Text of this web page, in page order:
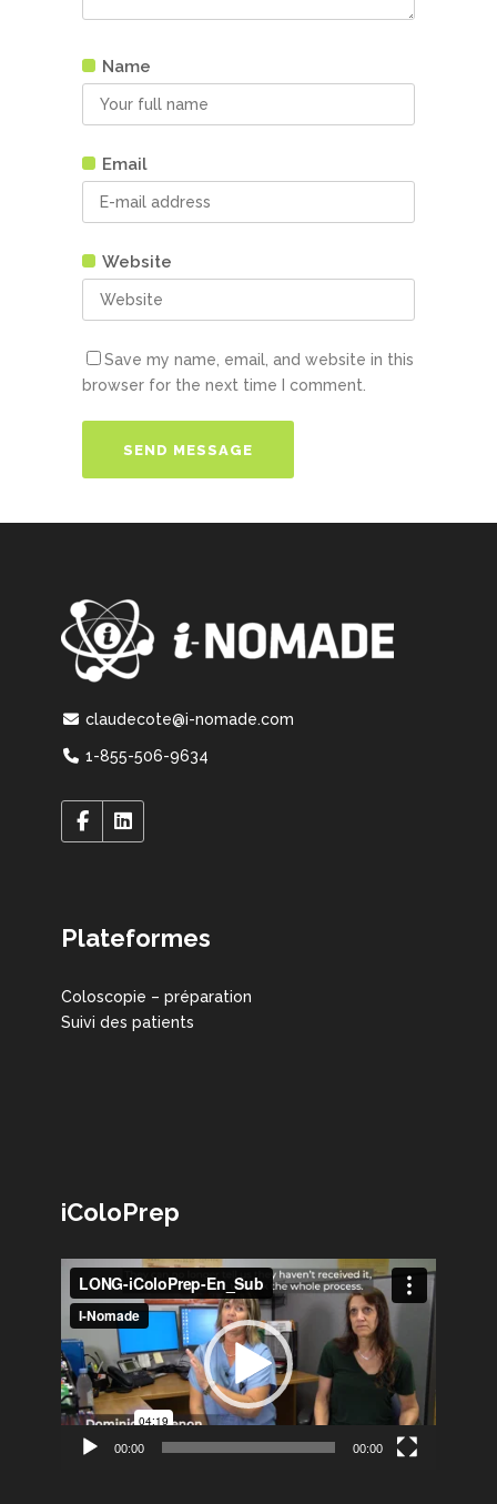
Name
Email
Website
Save my name, email, and website in this
browser for the next time I comment.
claudecote@i-nomade.com
1-855-506-9634
Plateformes
Coloscopie – préparation
Suivi des patients
iColoPrep
Lecteur
vidéo
00:00 00:00